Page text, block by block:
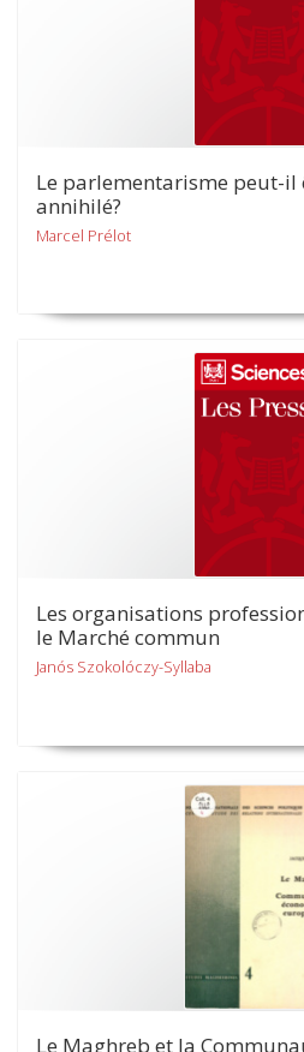
Le parlementarisme peut-il
annihilé?
Marcel Prélot
Les organisations
le Marché commun
Janós Szokolóczy-Syllaba
Le Maghreb et la